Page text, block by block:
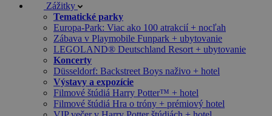
Zážitky
Tematické parky
Europa-Park: Viac ako 100 atrakcií + nocľah
Zábava v Playmobile Funpark + ubytovanie
LEGOLAND® Deutschland Resort + ubytovanie
Koncerty
Düsseldorf: Backstreet Boys naživo + hotel
Výstavy a expozície
Filmové štúdiá Harry Potter™ + hotel
Filmové štúdiá Hra o tróny + prémiový hotel